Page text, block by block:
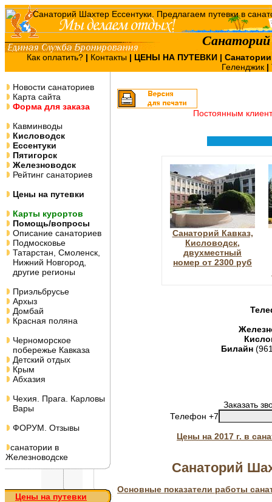
Как оплатить? | Контакты | ЦЕНЫ НА ПУТЕВКИ |
Геленджик |
Новости санаториев
Карта сайта
Форма для заказа
Кавминводы
Кисловодск
Ессентуки
Пятигорск
Железноводск
Рейтинг санаториев
Цены на путевки
Карты курортов
Помощь/вопросы
Описание санаториев
Подмосковье
Татарстан, Смоленск,
Нижний Новгород,
другие регионы
Приэльбрусье
Архыз
Домбай
Красная поляна
Черноморское
побережье Кавказа
Детский отдых
Крым
Абхазия
Чехия. Прага. Карловы
Вары
ФОРУМ. Отзывы
санатории в
Железноводске
Цены на путевки
Постоянным
Санаторий Кавказ,
Кисловодск,
двухместный
номер от 2300 руб
Билайн
Заказать
Телефон +7
Цены на 2017 г. в
Санаторий
Основные показатели работы